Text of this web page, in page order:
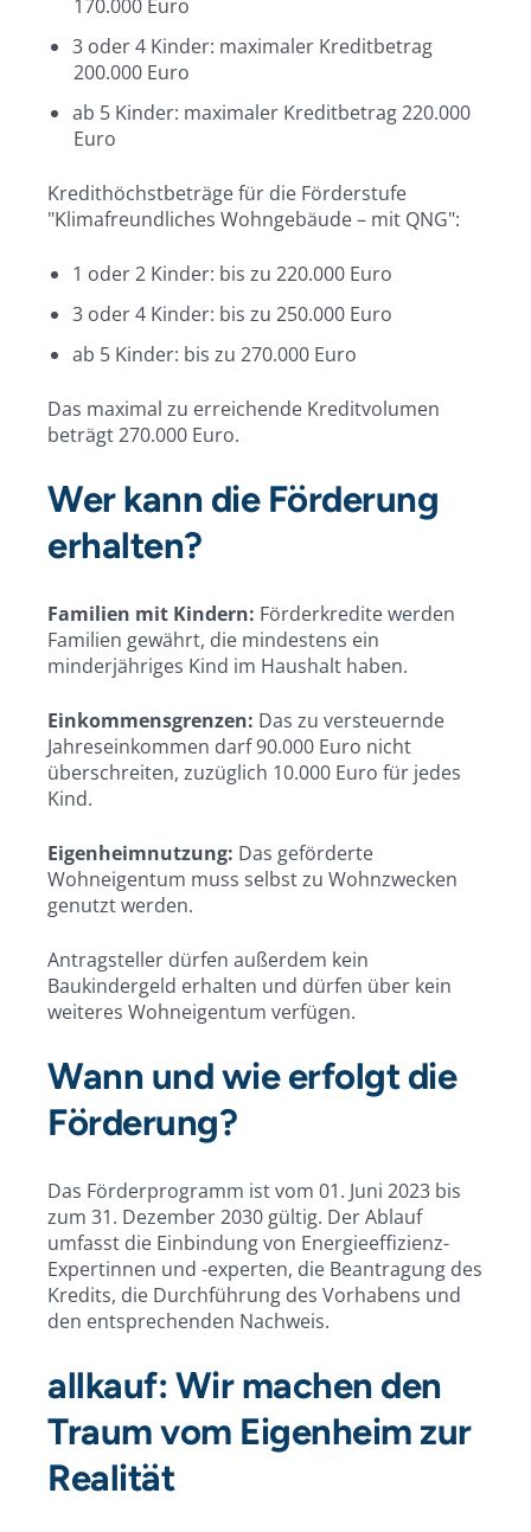
170.000 Euro
3 oder 4 Kinder: maximaler Kreditbetrag
200.000 Euro
ab 5 Kinder: maximaler Kreditbetrag 220.000
Euro
Kredithöchstbeträge für die Förderstufe
"Klimafreundliches Wohngebäude – mit QNG":
1 oder 2 Kinder: bis zu 220.000 Euro
3 oder 4 Kinder: bis zu 250.000 Euro
ab 5 Kinder: bis zu 270.000 Euro
Das maximal zu erreichende Kreditvolumen
beträgt 270.000 Euro.
Wer kann die Förderung
erhalten?
Familien mit Kindern: Förderkredite werden
Familien gewährt, die mindestens ein
minderjähriges Kind im Haushalt haben.
Einkommensgrenzen: Das zu versteuernde
Jahreseinkommen darf 90.000 Euro nicht
überschreiten, zuzüglich 10.000 Euro für jedes
Kind.
Eigenheimnutzung: Das geförderte
Wohneigentum muss selbst zu Wohnzwecken
genutzt werden.
Antragsteller dürfen außerdem kein
Baukindergeld erhalten und dürfen über kein
weiteres Wohneigentum verfügen.
Wann und wie erfolgt die
Förderung?
Das Förderprogramm ist vom 01. Juni 2023 bis
zum 31. Dezember 2030 gültig. Der Ablauf
umfasst die Einbindung von Energieeffizienz-
Expertinnen und -experten, die Beantragung des
Kredits, die Durchführung des Vorhabens und
den entsprechenden Nachweis.
allkauf: Wir machen den
Traum vom Eigenheim zur
Realität